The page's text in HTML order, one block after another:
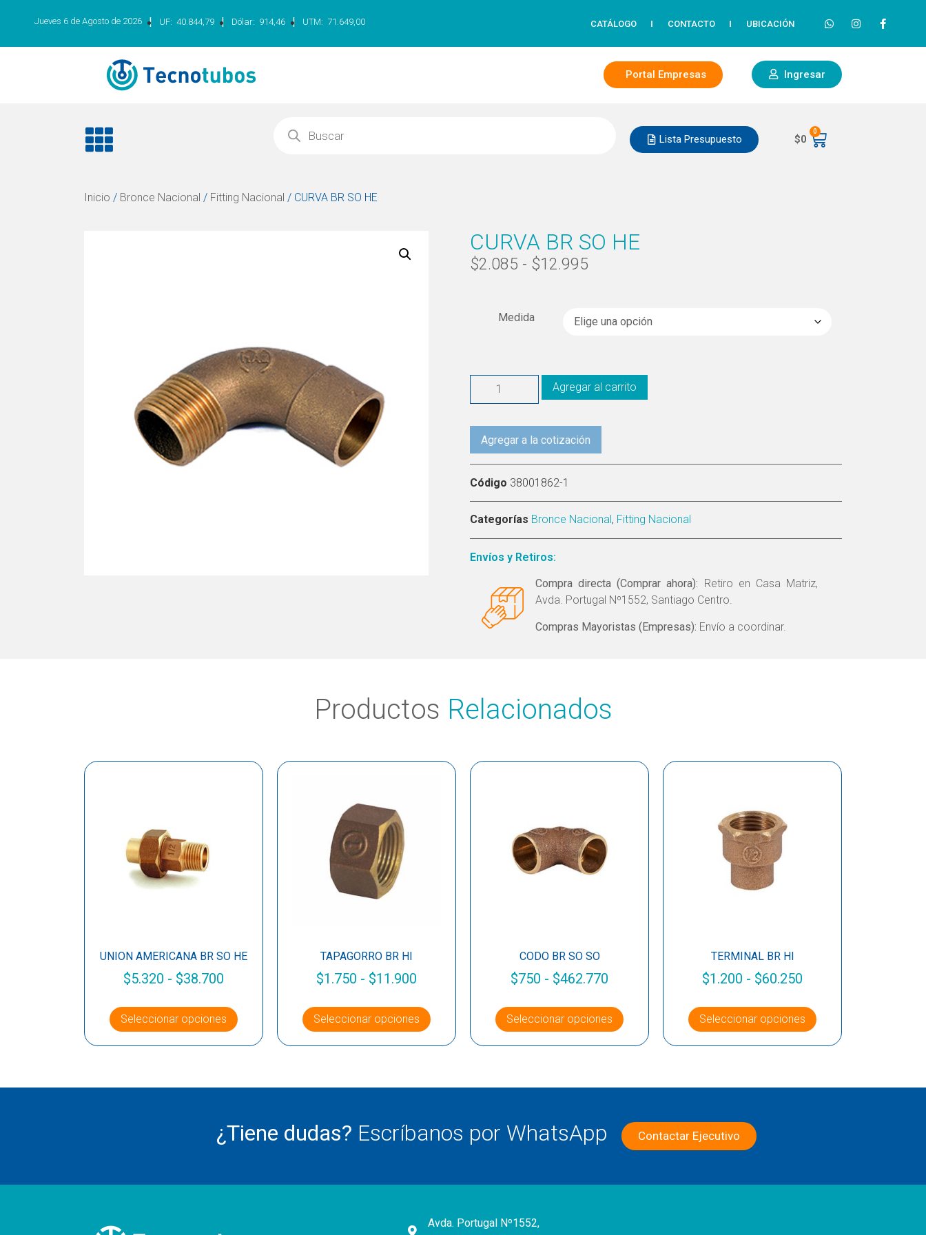
Jueves 6 de Agosto de 2026 | UF: 40.844,79 | Dólar: 914,46 | UTM: 71.649,00 CATÁLOGO CONTACTO UBICACIÓN
Portal Empresas Ingresar
Lista Presupuesto $0
0
Inicio / Bronce Nacional / Fitting Nacional / CURVA BR SO HE
CURVA BR SO HE
$2.085 - $12.995
Medida
Agregar al carrito
Agregar a la cotización
Código 38001862-1
Categorías Bronce Nacional, Fitting Nacional
Envíos y Retiros:
Compra directa (Comprar ahora): Retiro en Casa Matriz,
Avda. Portugal Nº1552, Santiago Centro.
Compras Mayoristas (Empresas): Envío a coordinar.
Productos Relacionados
UNION AMERICANA BR SO HE
$5.320 - $38.700
Seleccionar opciones
TAPAGORRO BR HI
$1.750 - $11.900
Seleccionar opciones
CODO BR SO SO
$750 - $462.770
Seleccionar opciones
TERMINAL BR HI
$1.200 - $60.250
Seleccionar opciones
¿Tiene dudas? Escríbanos por WhatsApp Contactar Ejecutivo
Avda. Portugal Nº1552,